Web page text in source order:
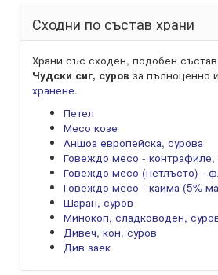
Сходни по състав храни
Храни със сходен, подобен
Чудски сиг, суров за пълноценно и
хранене.
Петел
Месо козе
Аншоа европейска, сурова
Говеждо месо - контрафиле,
Говеждо месо (нетлъсто) -
Говеждо месо - кайма (5%
Шаран, суров
Минокоп, сладководен,
Дивеч, кон, суров
Див заек